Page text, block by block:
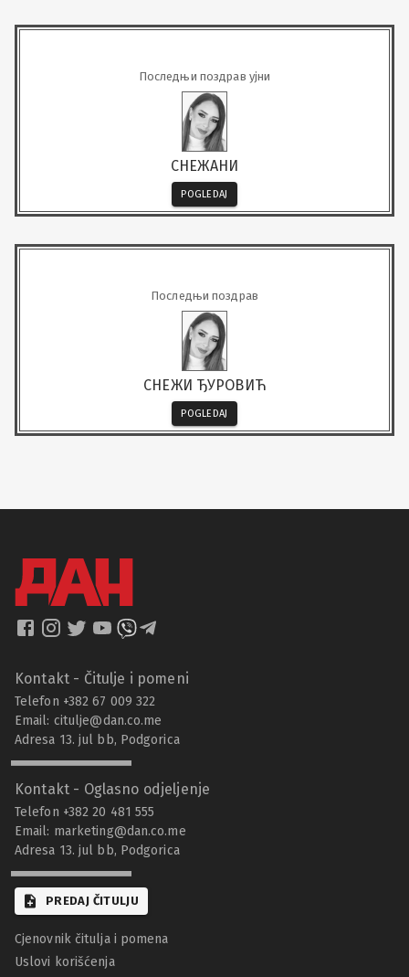
Последњи поздрав ујни
СНЕЖАНИ
POGLEDAJ
Последњи поздрав
СНЕЖИ ЂУРОВИЋ
POGLEDAJ
Kontakt - Čitulje i pomeni
Telefon +382 67 009 322
Email: citulje@dan.co.me
Adresa 13. jul bb, Podgorica
Kontakt - Oglasno odjeljenje
Telefon +382 20 481 555
Email: marketing@dan.co.me
Adresa 13. jul bb, Podgorica
PREDAJ ČITULJU
Cjenovnik čitulja i pomena
Uslovi korišćenja